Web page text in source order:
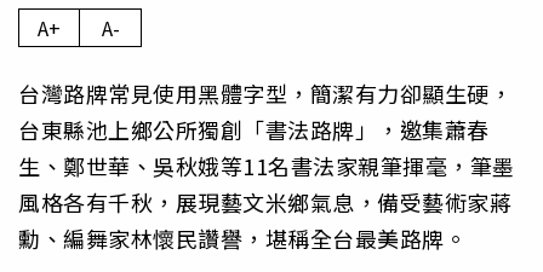
A+ A-
台灣路牌常見使用黑體字型，簡潔有力卻顯生硬，
台東縣池上鄉公所獨創「書法路牌」，邀集蕭春
生、鄭世華、吳秋娥等11名書法家親筆揮毫，筆墨
風格各有千秋，展現藝文米鄉氣息，備受藝術家蔣
勳、編舞家林懷民讚譽，堪稱全台最美路牌。